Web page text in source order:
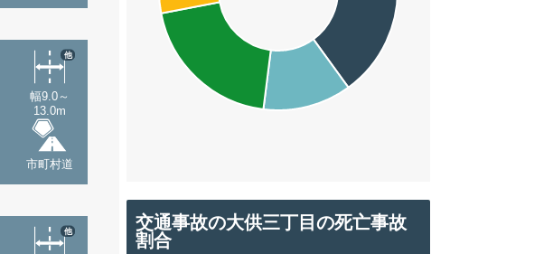
幅9.0～
13.0m
他
市町村道
他
交通事故の大供三丁目の死亡事故
割合